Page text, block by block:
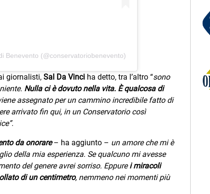
Benevento (@conservatoriobenevento)
giornalisti, Sal Da Vinci ha detto, tra l’altro “sono
Nulla ci è dovuto nella vita. È qualcosa di
assegnato per un cammino incredibile fatto di
arrivato fin qui, in un Conservatorio così
.
da onorare– ha aggiunto – un amore che mi è
della mia esperienza. Se qualcuno mi avesse
del genere avrei sorriso. Eppurei miracoli
di un centimetro, nemmeno nei momenti più
Oroscopo